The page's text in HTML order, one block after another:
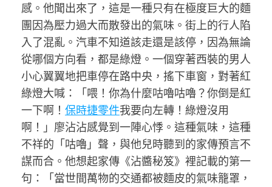
感。他聞出來了，這是一種只有在極度巨大的麵
團因為壓力過大而散發出的氣味。街上的行人陷
入了混亂。汽車不知道該走還是該停，因為無論
從哪個方向看，都是綠燈。一個穿著西裝的男人
小心翼翼地把車停在路中央，搖下車窗，對著紅
綠燈大喊：「喂！你為什麼咕嚕咕嚕？你倒是紅
一下啊！ 保時捷零件我要向左轉！綠燈沒用
啊！」廖沾沾感覺到一陣心悸。這種氣味，這種
不祥的「咕嚕」聲，與他兒時聽到的家傳預言不
謀而合。他想起家傳《沾醬秘笈》裡記載的第一
句：「當世間萬物的交通都被麵皮的氣味籠罩，